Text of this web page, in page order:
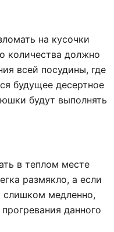
на кусочки
количества должно
всей посудины, где
будущее десертное
будут выполнять
в теплом месте
размякло, а если
слишком медленно,
данного